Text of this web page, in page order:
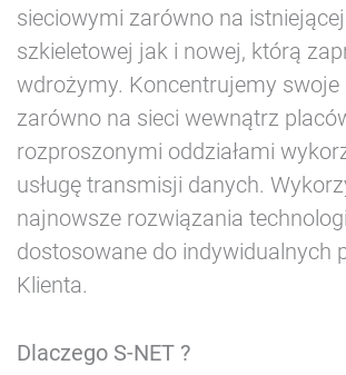
sieciowymi zarówno na
szkieletowej jak i nowej, którą
wdrożymy. Koncentrujemy swoje
zarówno na sieci wewnątrz
rozproszonymi oddziałami
usługę transmisji danych.
najnowsze rozwiązania
dostosowane do indywidualnych
Klienta.
Dlaczego S-NET ?